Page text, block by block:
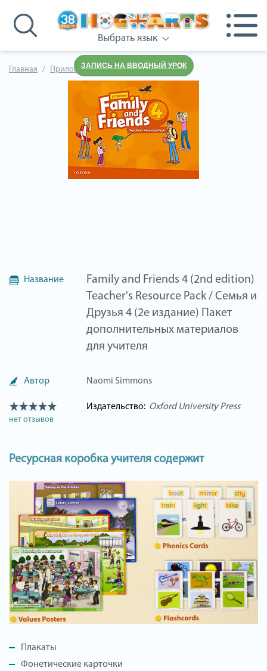
Выбрать язык
ЗАПИСЬ НА ВВОДНЫЙ УРОК
Главная Приложения к учебнику
Название
Family and Friends 4 (2nd edition)
Teacher's Resource Pack / Семья и
Друзья 4 (2е издание) Пакет
дополнительных материалов
для учителя
Автор Naomi Simmons
нет отзывов
Издательство: Oxford University Press
Ресурсная коробка учителя содержит
Плакаты
Фонетические карточки